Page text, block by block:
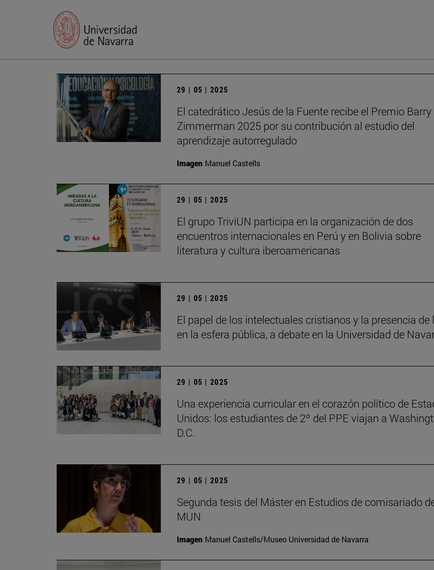
29 | 05 | 2025
El catedrático Jesús de la Fuente recibe el Premio
Zimmerman 2025 por su contribución al estudio del
aprendizaje autorregulado
Imagen Manuel Castells
29 | 05 | 2025
El grupo TriviUN participa en la organización de dos
encuentros internacionales en Perú y en Bolivia sobre
literatura y cultura iberoamericanas
29 | 05 | 2025
El papel de los intelectuales cristianos y la presencia de
en la esfera pública, a debate en la Universidad de
29 | 05 | 2025
Una experiencia curricular en el corazón político de
Unidos: los estudiantes de 2º del PPE viajan a
D.C.
29 | 05 | 2025
Segunda tesis del Máster en Estudios de comisariado
MUN
Imagen Manuel Castells/Museo Universidad de Navarra